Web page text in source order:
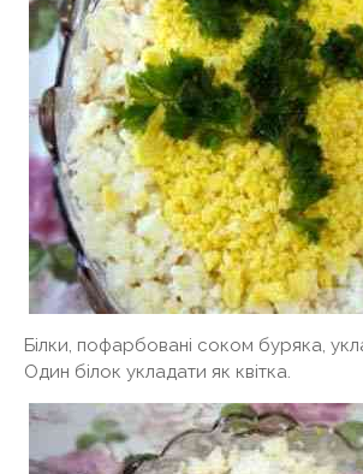
Білки, пофарбовані соком буряка,
Один білок укладати як квітка.